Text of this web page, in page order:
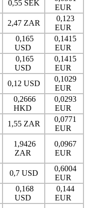
0,55 SEK
EUR
2,47 ZAR
0,123
EUR
0,165
USD
0,1415
EUR
0,165
USD
0,1415
EUR
0,12 USD
0,1029
EUR
0,2666
HKD
0,0293
EUR
1,55 ZAR
0,0771
EUR
1,9426
ZAR
0,0967
EUR
0,7 USD
0,6004
EUR
0,168
USD
0,144
EUR